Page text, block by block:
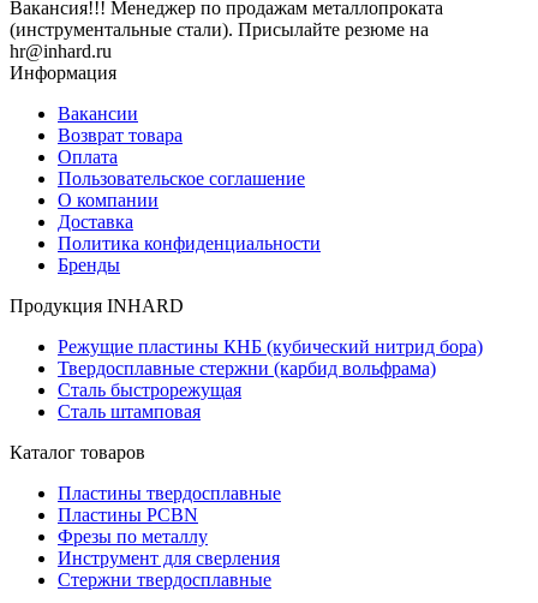
Вакансия!!! Менеджер по продажам металлопроката
(инструментальные стали). Присылайте резюме на
hr@inhard.ru
Информация
Вакансии
Возврат товара
Оплата
Пользовательское соглашение
О компании
Доставка
Политика конфиденциальности
Бренды
Продукция INHARD
Режущие пластины КНБ (кубический нитрид бора)
Твердосплавные стержни (карбид вольфрама)
Сталь быстрорежущая
Сталь штамповая
Каталог товаров
Пластины твердосплавные
Пластины PCBN
Фрезы по металлу
Инструмент для сверления
Стержни твердосплавные